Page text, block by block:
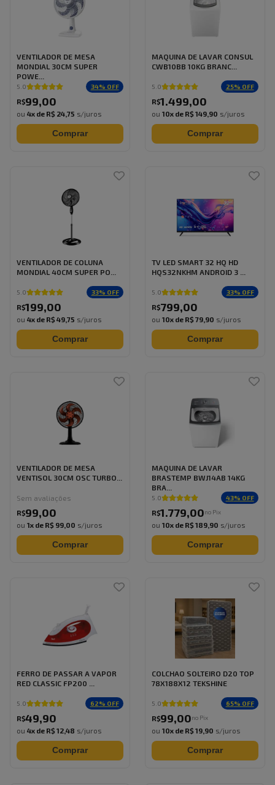
VENTILADOR DE MESA
MONDIAL 30CM SUPER
POWE...
5.0 34% OFF
R$99,00
ou 4x de R$ 24,75 s/juros
Comprar
MAQUINA DE LAVAR CONSUL
CWB10BB 10KG BRANC...
5.0 25% OFF
R$1.499,00
ou 10x de R$ 149,90 s/juros
Comprar
VENTILADOR DE COLUNA
MONDIAL 40CM SUPER PO...
5.0 33% OFF
R$199,00
ou 4x de R$ 49,75 s/juros
Comprar
TV LED SMART 32 HQ HD
HQS32NKHM ANDROID 3 ...
5.0 33% OFF
R$799,00
ou 10x de R$ 79,90 s/juros
Comprar
VENTILADOR DE MESA
VENTISOL 30CM OSC TURBO...
Sem avaliações
R$99,00
ou 1x de R$ 99,00 s/juros
Comprar
MAQUINA DE LAVAR
BRASTEMP BWJ14AB 14KG
BRA...
5.0 43% OFF
R$1.779,00no Pix
ou 10x de R$ 189,90 s/juros
Comprar
FERRO DE PASSAR A VAPOR
RED CLASSIC FP200 ...
5.0 62% OFF
R$49,90
ou 4x de R$ 12,48 s/juros
Comprar
COLCHAO SOLTEIRO D20 TOP
78X188X12 TEKSHINE
5.0 65% OFF
R$99,00no Pix
ou 10x de R$ 19,90 s/juros
Comprar